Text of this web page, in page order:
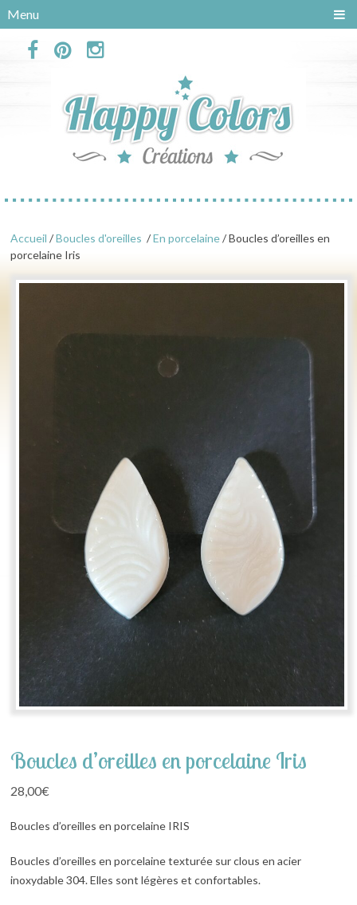
Menu
Accueil /Boucles d'oreilles /En porcelaine/ Boucles d’oreilles en
porcelaine Iris
Boucles d’oreilles en porcelaine Iris
28,00€
Boucles d’oreilles en porcelaine IRIS
Boucles d’oreilles en porcelaine texturée sur clous en acier
inoxydable 304. Elles sont légères et confortables.
Panneau de gestion des cookies